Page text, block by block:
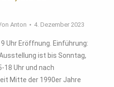
Anton 4. Dezember 2023
Uhr Eröffnung. Einführung:
ist bis Sonntag,
18 Uhr und nach
Mitte der 1990er Jahre